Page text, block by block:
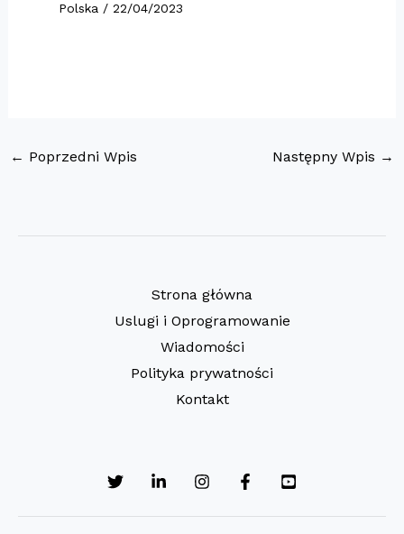
Polska/ 22/04/2023
← Poprzedni Wpis Następny Wpis →
Strona główna
Uslugi i Oprogramowanie
Wiadomości
Polityka prywatności
Kontakt